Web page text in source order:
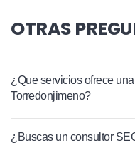
OTRAS
¿Que servicios ofrece
Torredonjimeno?
¿Buscas un consultor